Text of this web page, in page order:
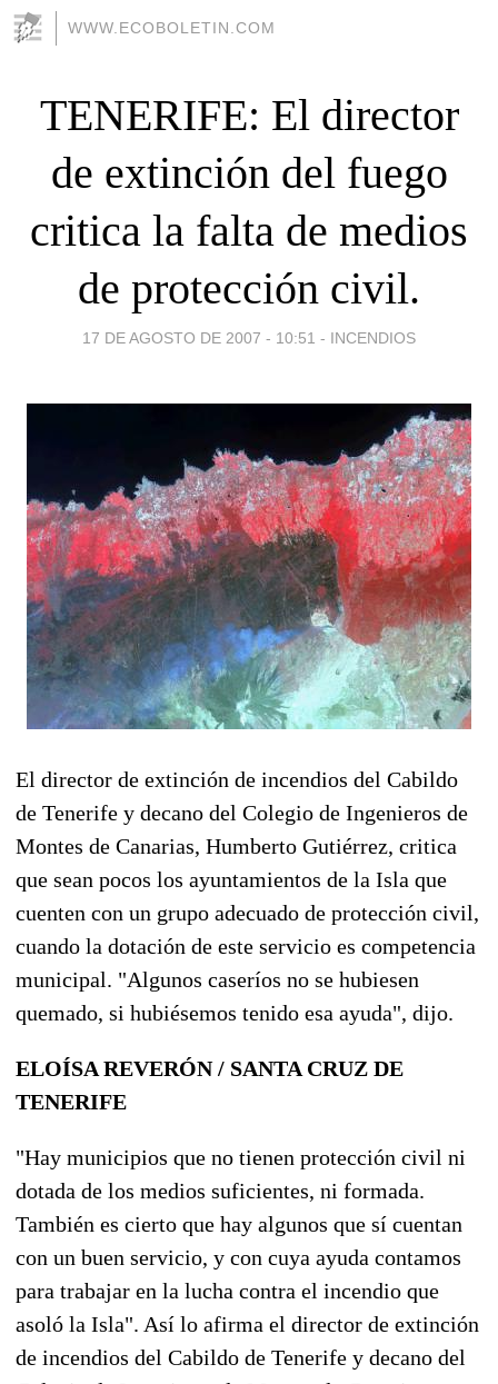
WWW.ECOBOLETIN.COM
TENERIFE: El director
de extinción del fuego
critica la falta de medios
de protección civil.
17 DE AGOSTO DE 2007 - 10:51 - INCENDIOS
El director de extinción de incendios del Cabildo
de Tenerife y decano del Colegio de Ingenieros de
Montes de Canarias, Humberto Gutiérrez, critica
que sean pocos los ayuntamientos de la Isla que
cuenten con un grupo adecuado de protección civil,
cuando la dotación de este servicio es competencia
municipal. "Algunos caseríos no se hubiesen
quemado, si hubiésemos tenido esa ayuda", dijo.
ELOÍSA REVERÓN / SANTA CRUZ DE
TENERIFE
"Hay municipios que no tienen protección civil ni
dotada de los medios suficientes, ni formada.
También es cierto que hay algunos que sí cuentan
con un buen servicio, y con cuya ayuda contamos
para trabajar en la lucha contra el incendio que
asoló la Isla". Así lo afirma el director de extinción
de incendios del Cabildo de Tenerife y decano del